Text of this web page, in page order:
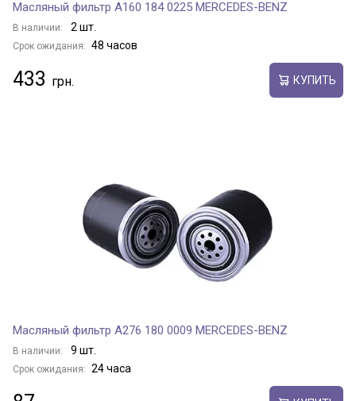
Масляный фильтр A160 184 0225 MERCEDES-BENZ
В наличии: 2 шт.
Срок ожидания: 48 часов
433 КУПИТЬ
Масляный фильтр A276 180 0009 MERCEDES-BENZ
В наличии: 9 шт.
Срок ожидания: 24 часа